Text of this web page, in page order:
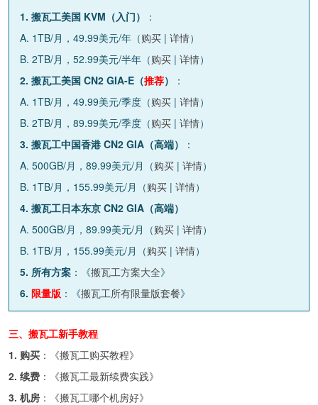
1. 搬瓦工美国 KVM（入门）
：
A. 1TB/月，49.99美元/年（购买 | 详情）
B. 2TB/月，52.99美元/半年（购买 | 详情）
2. 搬瓦工美国 CN2 GIA-E（推荐）
：
A. 1TB/月，49.99美元/季度（购买 | 详情）
B. 2TB/月，89.99美元/季度（购买 | 详情）
3. 搬瓦工中国香港 CN2 GIA（高端）
：
A. 500GB/月，89.99美元/月（购买 | 详情）
B. 1TB/月，155.99美元/月（购买 | 详情）
4. 搬瓦工日本东京 CN2 GIA（高端）
A. 500GB/月，89.99美元/月（购买 | 详情）
B. 1TB/月，155.99美元/月（购买 | 详情）
5. 所有方案 ：《搬瓦工方案大全》
6. 限量版 ：《搬瓦工所有限量版套餐》
三、搬瓦工新手教程
1. 购买 ：《搬瓦工购买教程》
2. 续费 ：《搬瓦工最新续费实践》
3. 机房 ：《搬瓦工哪个机房好》